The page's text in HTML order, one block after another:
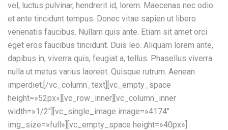
vel, luctus pulvinar, hendrerit id, lorem. Maecenas nec odio
et ante tincidunt tempus. Donec vitae sapien ut libero
venenatis faucibus. Nullam quis ante. Etiam sit amet orci
eget eros faucibus tincidunt. Duis leo. Aliquam lorem ante,
dapibus in, viverra quis, feugiat a, tellus. Phasellus viverra
nulla ut metus varius laoreet. Quisque rutrum. Aenean
imperdiet.[/vc_column_text][vc_empty_space
height=»52px»][vc_row_inner][vc_column_inner
width=»1/2″][vc_single_image image=»4174″
img_size=»full»][vc_empty_space height=»40px»]